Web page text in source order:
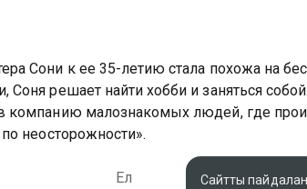
Сони к ее 35-летию стала похожа на
Соня решает найти хобби и заняться
компанию малознакомых людей, где
по неосторожности».
Ел Сайтты